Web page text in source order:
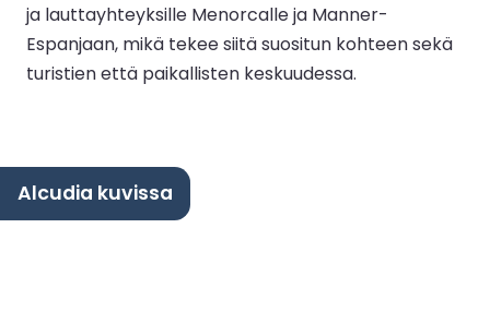
ja lauttayhteyksille Menorcalle ja Manner-
Espanjaan, mikä tekee siitä suositun kohteen sekä
turistien että paikallisten keskuudessa.
Alcudia kuvissa